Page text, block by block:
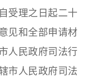
理之日起二十
见和全部申请材
人民政府司法行
市人民政府司法